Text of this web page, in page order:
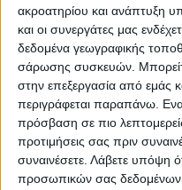
ακροατηρίου και ανάπτυξη
και οι συνεργάτες μας
δεδομένα γεωγραφικής
σάρωσης συσκευών.
στην επεξεργασία από εμάς
περιγράφεται παραπάνω.
πρόσβαση σε πιο
προτιμήσεις σας πριν
συναινέσετε. Λάβετε υπόψη
προσωπικών σας δεδομένων
ΠΡΟΗΓΟΥΜΕΝΟ ΑΡΘΡΟ
Kάμερα ασφαλείας
τους λύκους που
στο Ριζοβούνι (ΦΩΤΟ &
BINTEO)